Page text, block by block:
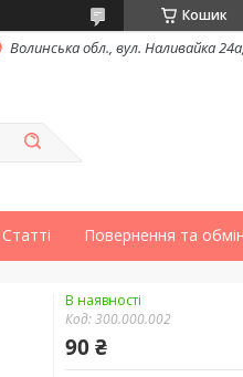
Кошик
Волинська обл., вул. Наливайка
Статті Повернення та обмін
В наявності
Код:300.000.002
90 ₴